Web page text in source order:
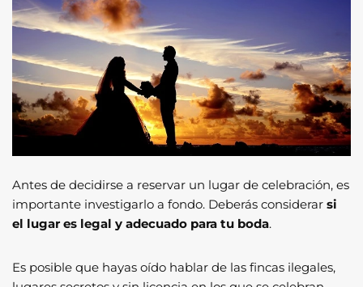
Antes de decidirse a reservar un lugar de celebración, es
importante investigarlo a fondo. Deberás considerar si
el lugar es legal y adecuado para tu boda.
Es posible que hayas oído hablar de las fincas ilegales,